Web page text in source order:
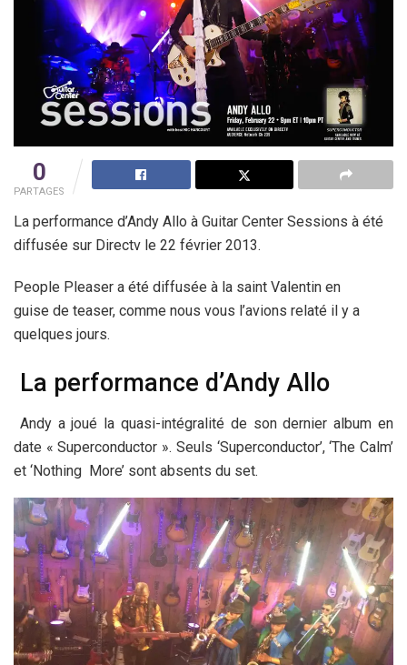
0
PARTAGES
La performance d’Andy Allo à Guitar Center Sessions à été
diffusée sur Directv le 22 février 2013.
People Pleaser a été diffusée à la saint Valentin en
guise de teaser, comme nous vous l’avions relaté il y a
quelques jours.
La performance d’Andy Allo
Andy a joué la quasi-intégralité de son dernier album en
date « Superconductor ». Seuls ‘Superconductor’, ‘The Calm’
et ‘Nothing More’ sont absents du set.